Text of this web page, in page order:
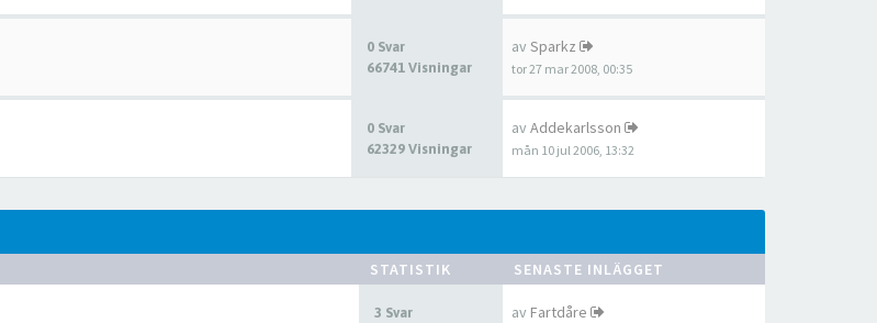
0 Svar
66741 Visningar
av Sparkz
tor 27 mar 2008, 00:35
0 Svar
62329 Visningar
av Addekarlsson
mån 10 jul 2006, 13:32
STATISTIK SENASTE INLÄGGET
3 Svar
av Fartdåre